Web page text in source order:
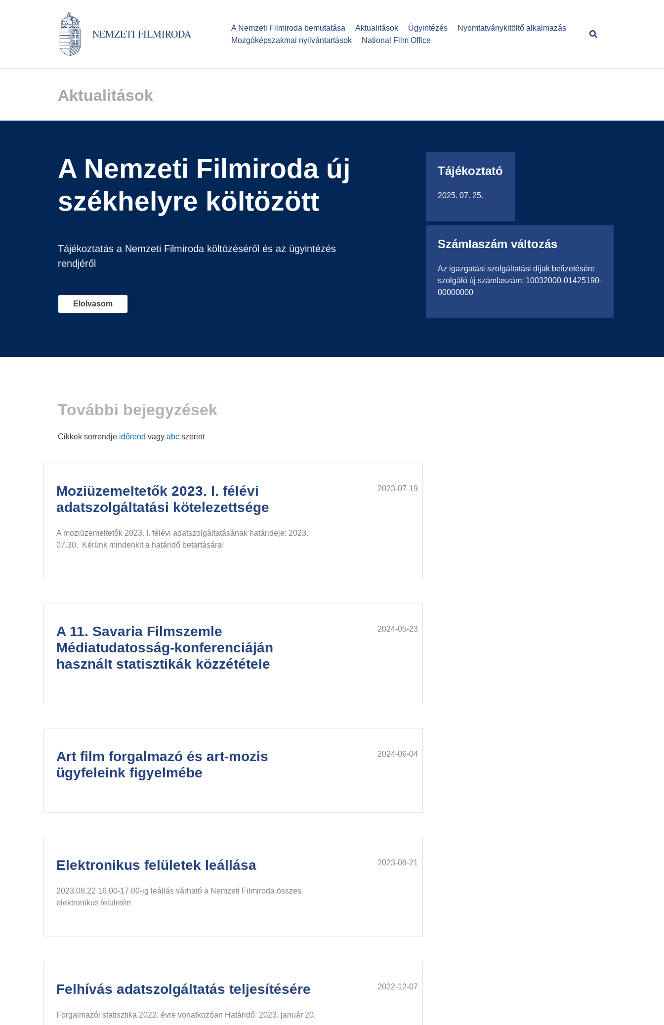
tartalomra
NEMZETI FILMIRODA A Nemzeti Filmiroda bemutatása Aktualitások Ügyintézés
Nyomtatványkitöltő alkalmazás
Mozgóképszakmai nyilvántartások
National Film Office
Aktualitások
A Nemzeti Filmiroda új
székhelyre költözött
Tájékoztatás a Nemzeti Filmiroda költözéséről és az ügyintézés
rendjéről
Elolvasom
Tájékoztató
2025. 07. 25.
Számlaszám változás
Az igazgatási szolgáltatási díjak befizetésére
szolgáló új számlaszám: 10032000-01425190-
00000000
További bejegyzések
Cikkek sorrendje időrend vagy abc szerint
Moziüzemeltetők 2023. I. félévi
adatszolgáltatási kötelezettsége
A moziüzemeltetők 2023. I. félévi adatszolgáltatásának határideje: 2023.
07.30. Kérünk mindenkit a határidő betartására!
2023-07-19
A 11. Savaria Filmszemle
Médiatudatosság-konferenciáján
használt statisztikák közzététele
2024-05-23
Art film forgalmazó és art-mozis
ügyfeleink figyelmébe
2024-06-04
Elektronikus felületek leállása
2023.08.22 16.00-17.00-ig leállás várható a Nemzeti Filmiroda összes
elektronikus felületén
2023-08-21
Felhívás adatszolgáltatás teljesítésére
Forgalmazói statisztika 2022. évre vonatkozóan Határidő: 2023. január 20.
2022-12-07